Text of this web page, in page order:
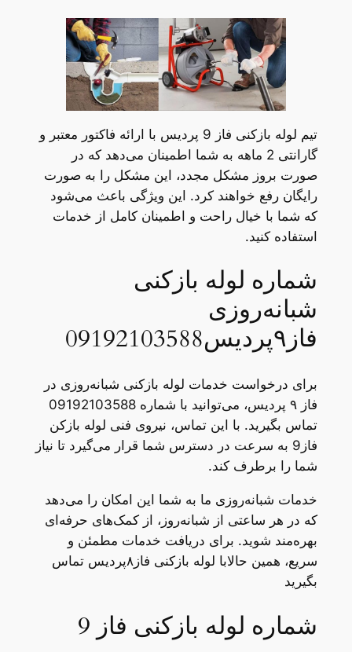
تیم لوله بازکنی فاز 9 پردیس با ارائه فاکتور معتبر و
گارانتی 2 ماهه به شما اطمینان می‌دهد که در
صورت بروز مشکل مجدد، این مشکل را به صورت
رایگان رفع خواهند کرد. این ویژگی باعث می‌شود
که شما با خیال راحت و اطمینان کامل از خدمات
استفاده کنید.
شماره لوله بازکنی
شبانه‌روزی
فاز۹پردیس09192103588
برای درخواست خدمات لوله بازکنی شبانه‌روزی در
فاز ۹ پردیس، می‌توانید با شماره 09192103588
تماس بگیرید. با این تماس، نیروی فنی لوله بازکن
فاز9 به سرعت در دسترس شما قرار می‌گیرد تا نیاز
شما را برطرف کند.
خدمات شبانه‌روزی ما به شما این امکان را می‌دهد
که در هر ساعتی از شبانه‌روز، از کمک‌های حرفه‌ای
بهره‌مند شوید. برای دریافت خدمات مطمئن و
سریع، همین حالابا لوله بازکنی فاز۸پردیس تماس
بگیرید
شماره لوله بازکنی فاز 9